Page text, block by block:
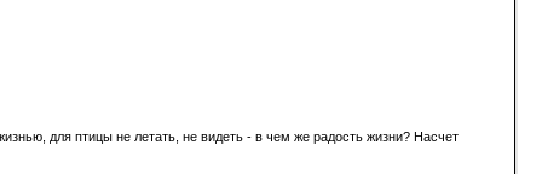
для птицы не летать, не видеть - в чем же радость жизни? Насчет